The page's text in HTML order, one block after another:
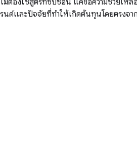
รนด์และปัจจัยที่ทำให้เกิดต้นทุนโดยตรงจา